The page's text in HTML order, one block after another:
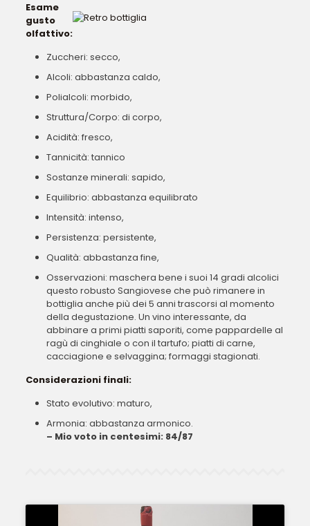
Esame
gusto
olfattivo:
Zuccheri: secco,
Alcoli: abbastanza caldo,
Polialcoli: morbido,
Struttura/Corpo: di corpo,
Acidità: fresco,
Tannicità: tannico
Sostanze minerali: sapido,
Equilibrio: abbastanza equilibrato
Intensità: intenso,
Persistenza: persistente,
Qualità: abbastanza fine,
Osservazioni: maschera bene i suoi 14 gradi alcolici
questo robusto Sangiovese che può rimanere in
bottiglia anche più dei 5 anni trascorsi al momento
della degustazione. Un vino interessante, da
abbinare a primi piatti saporiti, come pappardelle al
ragù di cinghiale o con il tartufo; piatti di carne,
cacciagione e selvaggina; formaggi stagionati.
Considerazioni finali:
Stato evolutivo: maturo,
Armonia: abbastanza armonico.
– Mio voto in centesimi: 84/87